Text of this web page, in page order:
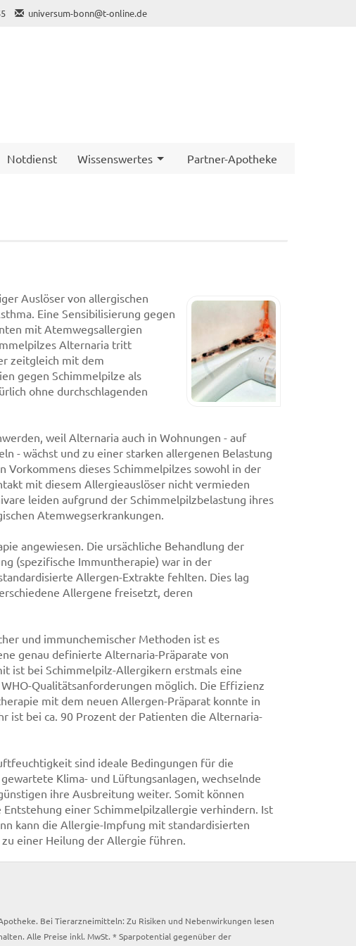
universum-bonn@t-online.de
Notdienst Wissenswertes Partner-Apotheke
Auslöser von allergischen
Eine Sensibilisierung gegen
mit Atemwegsallergien
Alternaria tritt
zeitgleich mit dem
gegen Schimmelpilze als
ohne durchschlagenden
weil Alternaria auch in Wohnungen - auf
- wächst und zu einer starken allergenen Belastung
dieses Schimmelpilzes sowohl in der
mit diesem Allergieauslöser nicht vermieden
leiden aufgrund der Schimmelpilzbelastung ihres
Atemwegserkrankungen.
angewiesen. Die ursächliche Behandlung der
(spezifische Immuntherapie) war in der
Allergen-Extrakte fehlten. Dies lag
Allergene freisetzt, deren
und immunchemischer Methoden ist es
genau definierte Alternaria-Präparate von
ist bei Schimmelpilz-Allergikern erstmals eine
Qualitätsanforderungen möglich. Die Effizienz
mit dem neuen Allergen-Präparat konnte in
ist bei ca. 90 Prozent der Patienten die Alternaria-
sind ideale Bedingungen für die
Klima- und Lüftungsanlagen, wechselnde
ihre Ausbreitung weiter. Somit können
einer Schimmelpilzallergie verhindern. Ist
kann die Allergie-Impfung mit standardisierten
einer Heilung der Allergie führen.
Bei Tierarzneimitteln: Zu Risiken und Nebenwirkungen lesen
Alle Preise inkl. MwSt. * Sparpotential gegenüber der